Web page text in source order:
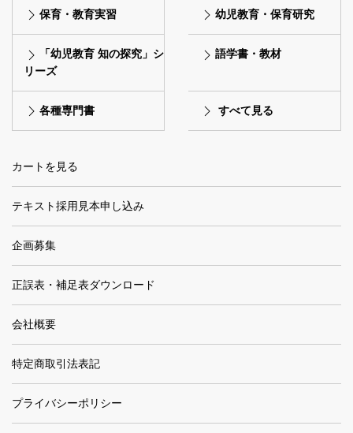
保育・教育実習 幼児教育・保育研究
「幼児教育 知の探究」シ
リーズ
語学書・教材
各種専門書 すべて見る
カートを見る
テキスト採用見本申し込み
企画募集
正誤表・補足表ダウンロード
会社概要
特定商取引法表記
プライバシーポリシー